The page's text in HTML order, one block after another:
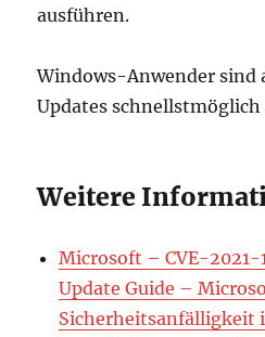
ausführen.
Windows-Anwender sind
Updates
Weitere
Microsoft – CVE-2021-
Update Guide –
Sicherheitsanfälligkeit